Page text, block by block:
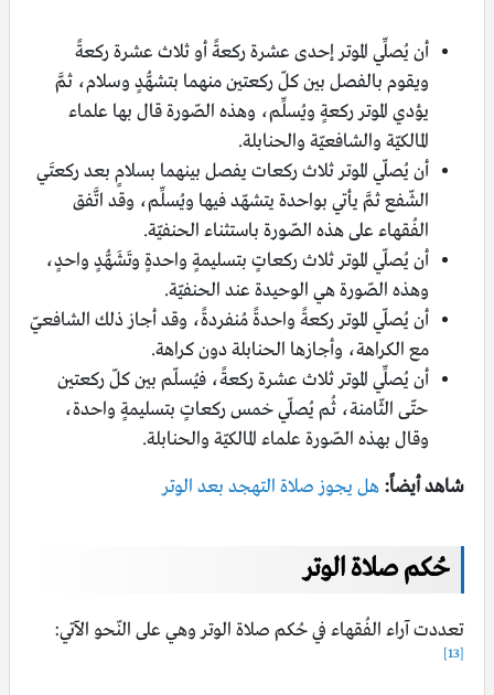
أن يُصلِّي الموتر إحدى عشرة ركعةً أو ثلاث عشرة ركعةً
ويقوم بالفصل بين كلّ ركعتين منهما بتشهُّدٍ وسلام، ثمَّ
يؤدي الموتر ركعةٍ ويُسلِّم، وهذه الصّورة قال بها علماء
المالكيّة والشافعيّة والحنابلة.
أن يُصلّي الموتر ثلاث ركعات يفصل بينهما بسلامٍ بعد ركعتَي
الشّفع ثمَّ يأتي بواحدة يتشهّد فيها ويُسلِّم، وقد اتَّفق
الفُقهاء على هذه الصّورة باستثناء الحنفيّة.
أن يُصلّي الموتر ثلاث ركعاتٍ بتسليمةٍ واحدةٍ وتَشَهُّدٍ واحدٍ،
وهذه الصّورة هي الوحيدة عند الحنفيّة.
أن يُصلّي الموتر ركعةً واحدةً مُنفردةً، وقد أجاز ذلك الشافعيّ
مع الكراهة، وأجازها الحنابلة دون كراهة.
أن يُصلِّي الموتر ثلاث عشرة ركعةً، فيُسلّم بين كلّ ركعتين
حتّى الثّامنة، ثُم يُصلّي خمس ركعاتٍ بتسليمةٍ واحدة،
وقال بهذه الصّورة علماء المالكيّة والحنابلة.
شاهد أيضاً: هل يجوز صلاة التهجد بعد الوتر
حُكم صلاة الوتر
تعددت آراء الفُقهاء في حُكم صلاة الوتر وهي على النّحو الآتي:
[13]